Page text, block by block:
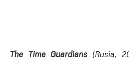
The Time Guardians (Rusia,